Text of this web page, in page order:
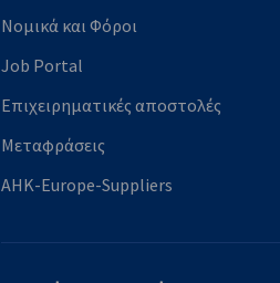
Νομικά και Φόροι
Job Portal
Επιχειρηματικές αποστολές
Μεταφράσεις
AHK-Europe-Suppliers